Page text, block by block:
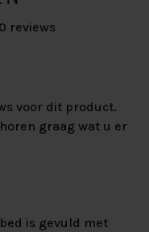
reviews
voor dit product.
graag wat u er
is gevuld met